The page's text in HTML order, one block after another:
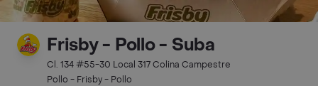
Frisby - Pollo - Suba
Cl. 134 #55-30 Local 317 Colina Campestre
Pollo - Frisby - Pollo